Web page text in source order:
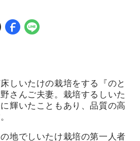
しいたけの栽培をする『のと
さんご夫妻。栽培するしいた
輝いたこともあり、品質の高
地でしいたけ栽培の第一人者